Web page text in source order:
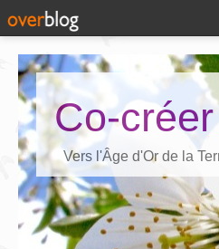
Co-
Vers l'Âge d'Or de la